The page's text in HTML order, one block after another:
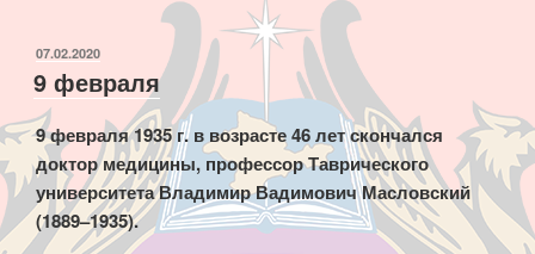
ОПУБЛИКОВАНО
07.02.2020
9 февраля
9 февраля 1935 г. в возрасте 46 лет скончался
доктор медицины, профессор Таврического
университета Владимир Вадимович Масловский
(1889–1935).